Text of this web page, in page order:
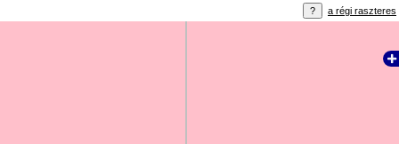
a régi raszteres